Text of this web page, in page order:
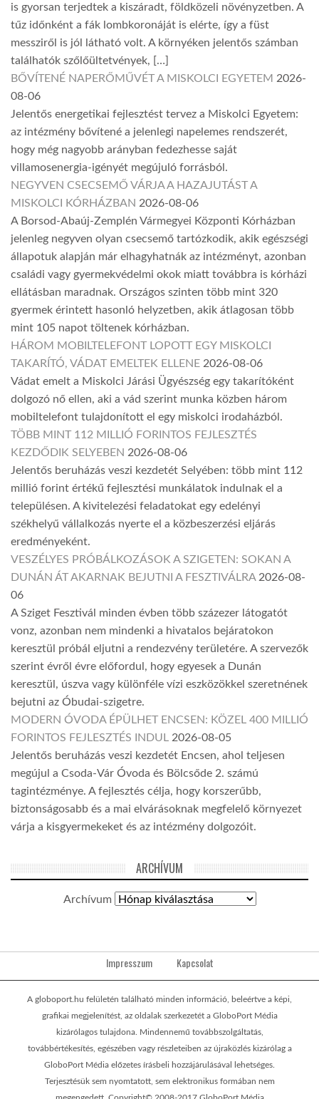
is gyorsan terjedtek a kiszáradt, földközeli növényzetben. A
tűz időnként a fák lombkoronáját is elérte, így a füst
messziről is jól látható volt. A környéken jelentős számban
találhatók szőlőültetvények, […]
BŐVÍTENÉ NAPERŐMŰVÉT A MISKOLCI EGYETEM 2026-
08-06
Jelentős energetikai fejlesztést tervez a Miskolci Egyetem:
az intézmény bővítené a jelenlegi napelemes rendszerét,
hogy még nagyobb arányban fedezhesse saját
villamosenergia-igényét megújuló forrásból.
NEGYVEN CSECSEMŐ VÁRJA A HAZAJUTÁST A
MISKOLCI KÓRHÁZBAN 2026-08-06
A Borsod-Abaúj-Zemplén Vármegyei Központi Kórházban
jelenleg negyven olyan csecsemő tartózkodik, akik egészségi
állapotuk alapján már elhagyhatnák az intézményt, azonban
családi vagy gyermekvédelmi okok miatt továbbra is kórházi
ellátásban maradnak. Országos szinten több mint 320
gyermek érintett hasonló helyzetben, akik átlagosan több
mint 105 napot töltenek kórházban.
HÁROM MOBILTELEFONT LOPOTT EGY MISKOLCI
TAKARÍTÓ, VÁDAT EMELTEK ELLENE 2026-08-06
Vádat emelt a Miskolci Járási Ügyészség egy takarítóként
dolgozó nő ellen, aki a vád szerint munka közben három
mobiltelefont tulajdonított el egy miskolci irodaházból.
TÖBB MINT 112 MILLIÓ FORINTOS FEJLESZTÉS
KEZDŐDIK SELYEBEN 2026-08-06
Jelentős beruházás veszi kezdetét Selyében: több mint 112
millió forint értékű fejlesztési munkálatok indulnak el a
településen. A kivitelezési feladatokat egy edelényi
székhelyű vállalkozás nyerte el a közbeszerzési eljárás
eredményeként.
VESZÉLYES PRÓBÁLKOZÁSOK A SZIGETEN: SOKAN A
DUNÁN ÁT AKARNAK BEJUTNI A FESZTIVÁLRA 2026-08-
06
A Sziget Fesztivál minden évben több százezer látogatót
vonz, azonban nem mindenki a hivatalos bejáratokon
keresztül próbál eljutni a rendezvény területére. A szervezők
szerint évről évre előfordul, hogy egyesek a Dunán
keresztül, úszva vagy különféle vízi eszközökkel szeretnének
bejutni az Óbudai-szigetre.
MODERN ÓVODA ÉPÜLHET ENCSEN: KÖZEL 400 MILLIÓ
FORINTOS FEJLESZTÉS INDUL 2026-08-05
Jelentős beruházás veszi kezdetét Encsen, ahol teljesen
megújul a Csoda-Vár Óvoda és Bölcsőde 2. számú
tagintézménye. A fejlesztés célja, hogy korszerűbb,
biztonságosabb és a mai elvárásoknak megfelelő környezet
várja a kisgyermekeket és az intézmény dolgozóit.
ARCHÍVUM
Archívum
Impresszum Kapcsolat
A globoport.hu felületén található minden információ, beleértve a képi,
grafikai megjelenítést, az oldalak szerkezetét a GloboPort Média
kizárólagos tulajdona. Mindennemű továbbszolgáltatás,
továbbértékesítés, egészében vagy részleteiben az újraközlés kizárólag a
GloboPort Média előzetes írásbeli hozzájárulásával lehetséges.
Terjesztésük sem nyomtatott, sem elektronikus formában nem